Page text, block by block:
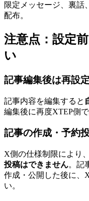
限定メッセージ、裏話
配布。
注意点：設定
い
記事編集後は再設
記事内容を編集すると
編集後に再度XTEP側
記事の作成・予約
X側の仕様制限により、
投稿はできません。記
作成・公開した後に、
い。